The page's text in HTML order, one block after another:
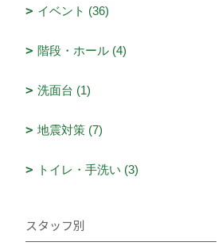
イベント (36)
階段・ホール (4)
洗面台 (1)
地震対策 (7)
トイレ・手洗い (3)
スタッフ別